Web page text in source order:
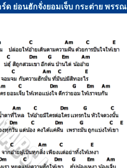
ด ย่อนฮักจั่งยอมเจ็บ กระต่าย พรร